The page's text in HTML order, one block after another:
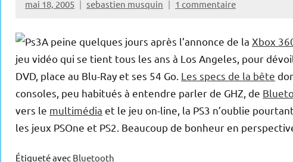
mai 18, 2005 sebastien musquin 1 commentaire
A peine quelques jours après l’annonce de la Xbox
jeu vidéo qui se tient tous les ans à Los Angeles, pour
DVD, place au Blu-Ray et ses 54 Go. Les specs de la bête
consoles, peu habitués à entendre parler de GHZ, de
vers le multimédia et le jeu on-line, la PS3 n’oublie
les jeux PSOne et PS2. Beaucoup de bonheur en
Étiqueté avec Bluetooth